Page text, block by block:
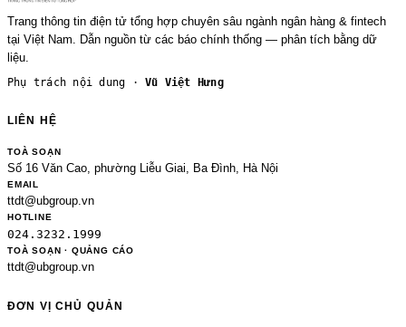
Trang thông tin điện tử tổng hợp chuyên sâu ngành ngân hàng & fintech
tại Việt Nam. Dẫn nguồn từ các báo chính thống — phân tích bằng dữ
liệu.
Phụ trách nội dung ·Vũ Việt Hưng
LIÊN HỆ
TOÀ SOẠN
Số 16 Văn Cao, phường Liễu Giai, Ba Đình, Hà Nội
EMAIL
ttdt@ubgroup.vn
HOTLINE
024.3232.1999
TOÀ SOẠN · QUẢNG CÁO
ttdt@ubgroup.vn
ĐƠN VỊ CHỦ QUẢN